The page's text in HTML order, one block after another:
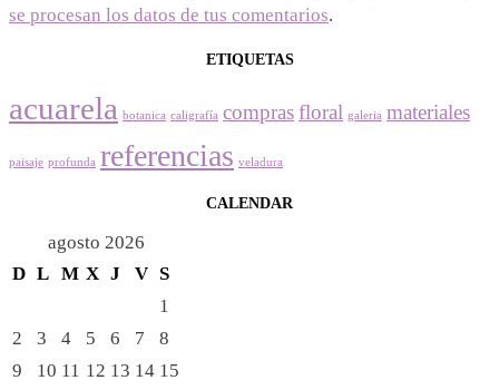
se procesan los datos de tus comentarios.
ETIQUETAS
acuarela botanica caligrafía comprasfloral galeria materiales
paisaje profunda referencias veladura
CALENDAR
agosto 2026
D L M X J V S
1
2
3 4 5 6 7
8
9
10 11 12 13 14 15